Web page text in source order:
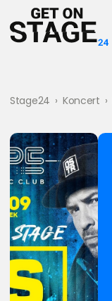
Stage24 › Koncert ›